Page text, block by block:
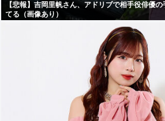
【悲報】吉岡里帆さん、アドリブで相手役俳優
てる（画像あり）